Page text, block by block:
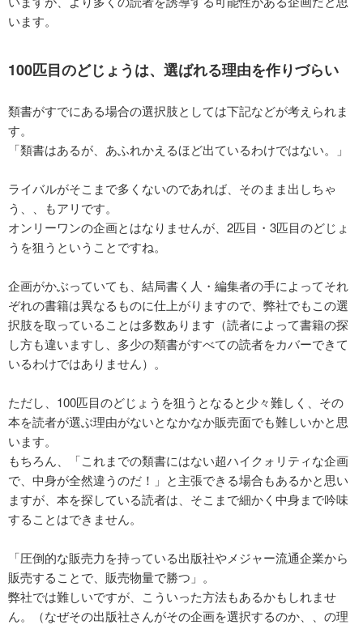
います。
100匹目のどじょうは、選ばれる理由を作りづらい
類書がすでにある場合の選択肢としては下記などが考えられま
す。
「類書はあるが、あふれかえるほど出ているわけではない。」
ライバルがそこまで多くないのであれば、そのまま出しちゃ
う、、もアリです。
オンリーワンの企画とはなりませんが、2匹目・3匹目のどじょ
うを狙うということですね。
企画がかぶっていても、結局書く人・編集者の手によってそれ
ぞれの書籍は異なるものに仕上がりますので、弊社でもこの選
択肢を取っていることは多数あります（読者によって書籍の探
し方も違いますし、多少の類書がすべての読者をカバーできて
いるわけではありません）。
ただし、100匹目のどじょうを狙うとなると少々難しく、その
本を読者が選ぶ理由がないとなかなか販売面でも難しいかと思
います。
もちろん、「これまでの類書にはない超ハイクォリティな企画
で、中身が全然違うのだ！」と主張できる場合もあるかと思い
ますが、本を探している読者は、そこまで細かく中身まで吟味
することはできません。
「圧倒的な販売力を持っている出版社やメジャー流通企業から
販売することで、販売物量で勝つ」。
弊社では難しいですが、こういった方法もあるかもしれませ
ん。（なぜその出版社さんがその企画を選択するのか、、の理